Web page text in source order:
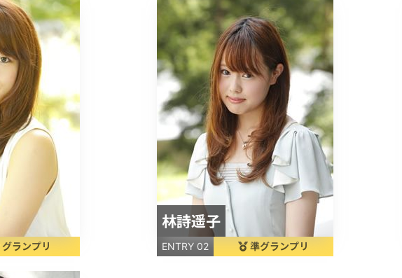
グランプリ
林詩遥子
ENTRY 02 準グランプリ